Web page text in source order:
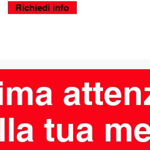
Richiedi info
tua